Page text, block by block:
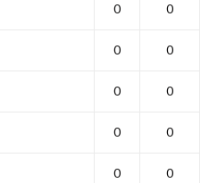
0 0
0 0
0 0
0 0
0 0